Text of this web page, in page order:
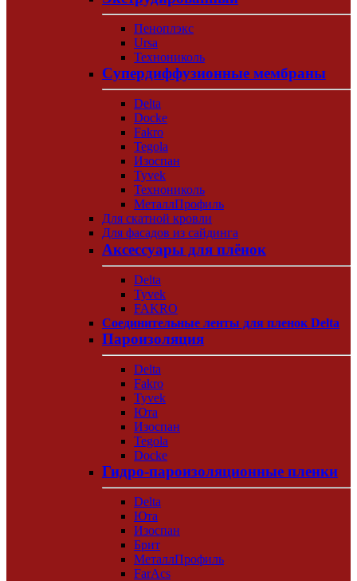
Пеноплэкс
Ursa
Технониколь
Супердиффузионные мембраны
Delta
Docke
Fakro
Tegola
Изоспан
Tyvek
Технониколь
МеталлПрофиль
Для скатной кровли
Для фасадов из сайдинга
Аксессуары для плёнок
Delta
Tyvek
FAKRO
Соединительные ленты для пленок Delta
Пароизоляция
Delta
Fakro
Tyvek
Юта
Изоспан
Tegola
Docke
Гидро-пароизоляционные пленки
Delta
Юта
Изоспан
Брит
МеталлПрофиль
FarAcs